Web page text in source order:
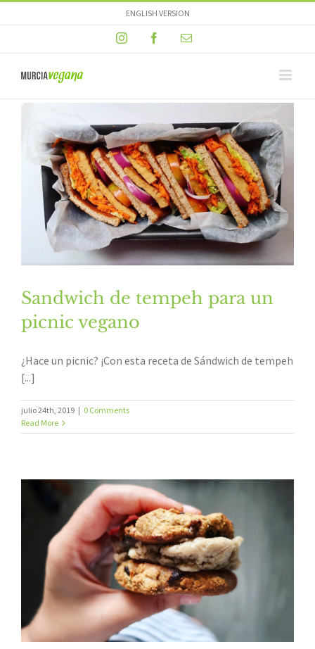
to
ENGLISH VERSION
InstagramFacebookEmail
Sandwich de tempeh para un
picnic vegano
¿Hace un picnic? ¡Con esta receta de Sándwich de tempeh
[...]
julio 24th, 2019 | 0 Comments
Read More